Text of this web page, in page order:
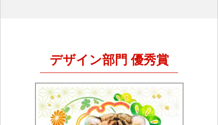
デザイン部門 優秀賞